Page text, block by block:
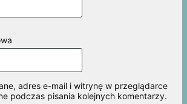
adres e-mail i witrynę w przeglądarce
podczas pisania kolejnych komentarzy.